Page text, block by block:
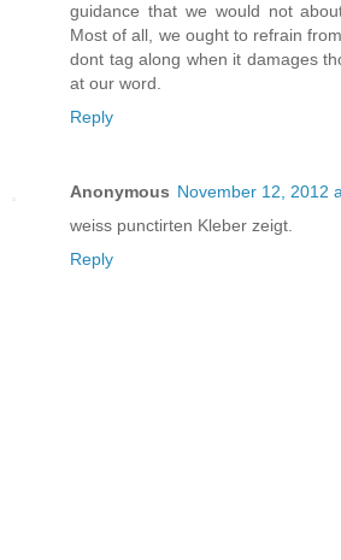
guidance that we would not
Most of all, we ought to refrain
dont tag along when it damages
at our word.
Reply
Anonymous November 12, 2012
weiss punctirten Kleber zeigt.
Reply